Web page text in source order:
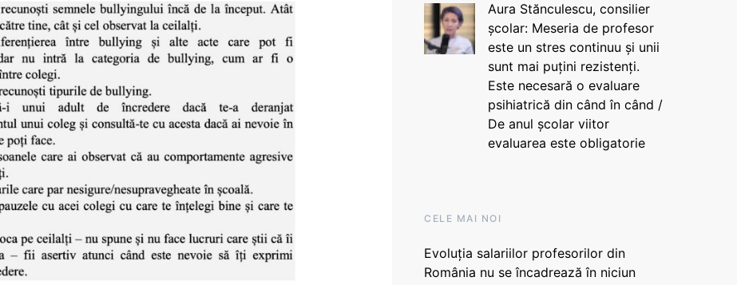
Aura Stănculescu, consilier
școlar: Meseria de profesor
este un stres continuu și unii
sunt mai puțini rezistenți.
Este necesară o evaluare
psihiatrică din când în când /
De anul școlar viitor
evaluarea este obligatorie
CELE MAI NOI
Evoluția salariilor profesorilor din
România nu se încadrează în niciun